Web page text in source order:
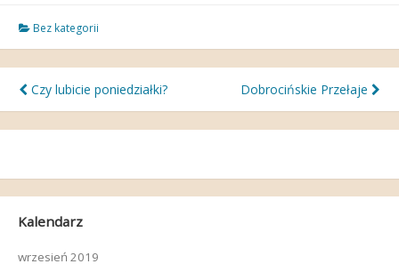
Bez kategorii
Nawigacja
wpisu
Czy lubicie poniedziałki? Dobrocińskie Przełaje
Kalendarz
wrzesień 2019